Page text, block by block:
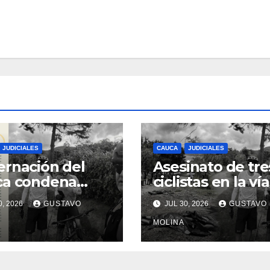
JUDICIALES
del
condena
de tres
y exige
urgentes
2026 GUSTAVO
CAUCA JUDICIALES
Asesinato de
ciclistas en la vía
Totoró – Silvia,
genera
consternación
Cauca
JUL 30, 2026 GUSTAVO
MOLINA